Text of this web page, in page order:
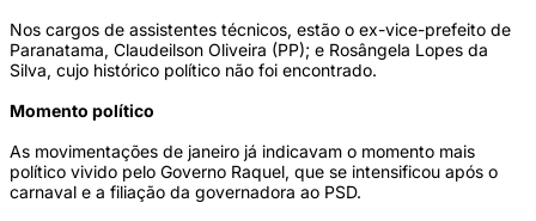
Nos cargos de assistentes técnicos, estão o ex-vice-prefeito de
Paranatama, Claudeilson Oliveira (PP); e Rosângela Lopes da
Silva, cujo histórico político não foi encontrado.
Momento político
As movimentações de janeiro já indicavam o momento mais
político vivido pelo Governo Raquel, que se intensificou após o
carnaval e a filiação da governadora ao PSD.